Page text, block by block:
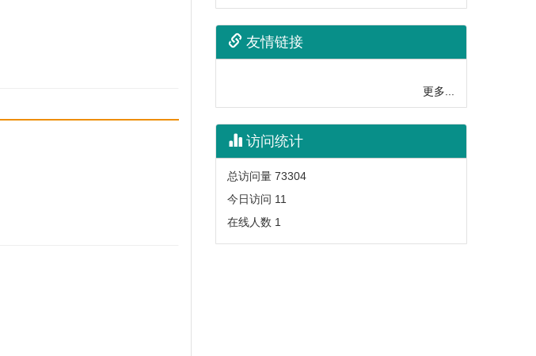
《湖南电力》斩获湖南省“双十佳期刊”大奖
2026-06-18
湖南省期刊协会第六届第一次会员大会在长
单位
2026-06-11
《湖南电力》参加“紫金论电专题论坛——新
型电力系统防灾减灾与安全韧性”学术会议
2026-06-10
友情链接
更多...
访问统计
总访问量 73304
今日访问 11
在线人数 1